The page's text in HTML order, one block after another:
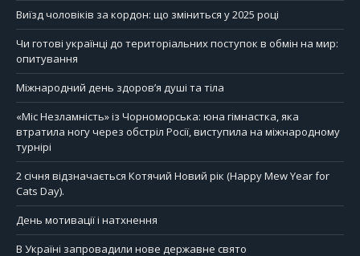
Виїзд чоловіків за кордон: що зміниться у 2025 році
Чи готові українці до територіальних поступок в обмін на мир:
опитування
Міжнародний день здоров’я душі та тіла
«Міс Незламність» із Чорноморська: юна гімнастка, яка
втратила ногу через обстріл Росії, виступила на міжнародному
турнірі
2 січня відзначається Котячий Новий рік (Happy Mew Year for
Cats Day).
День мотивації і натхнення
В Україні запровадили нове державне свято